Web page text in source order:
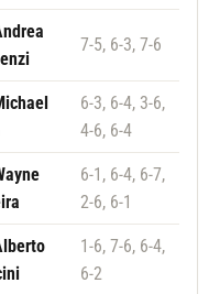
7-5, 6-3, 7-6
6-3, 6-4, 3-6,
4-6, 6-4
6-1, 6-4, 6-7,
2-6, 6-1
1-6, 7-6, 6-4,
6-2